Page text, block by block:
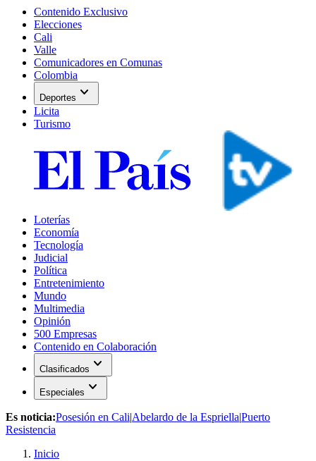
Contenido Exclusivo
Elecciones
Cali
Valle
Comunicadores en Comunas
Colombia
Deportes expand_more
Licita
Turismo
Loterías
Economía
Tecnología
Judicial
Política
Entretenimiento
Mundo
Multimedia
Opinión
500 Empresas
Contenido en Colaboración
Clasificados expand_more
Especiales expand_more
Es noticia:Posesión en Cali|Abelardo de la Espriella|Puerto
Resistencia
Inicio